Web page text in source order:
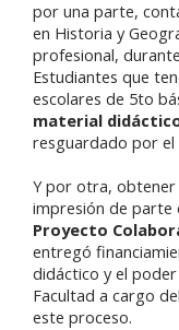
por una parte,
en Historia y
profesional,
Estudiantes que
escolares de 5to
material
resguardado por el
Y por otra, obtener
impresión de parte
Proyecto
entregó
didáctico y el
Facultad a cargo
este proceso.